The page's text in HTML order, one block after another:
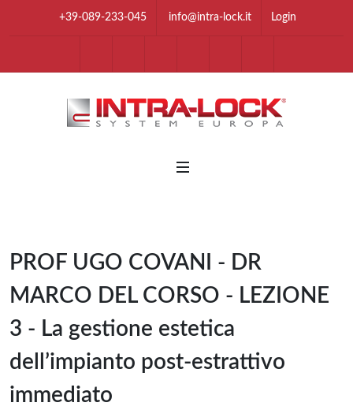
+39-089-233-045 info@intra-lock.it Login
PROF UGO COVANI - DR
MARCO DEL CORSO - LEZIONE
3 - La gestione estetica
dell’impianto post-estrattivo
immediato